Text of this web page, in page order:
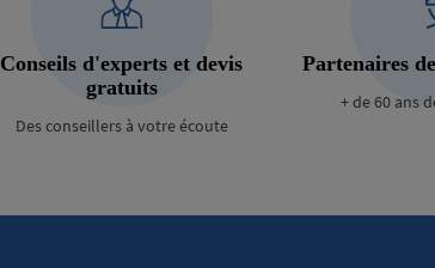
Conseils d'experts et devis
gratuits
Des conseillers à votre écoute
Partenaires
+ de 60 ans